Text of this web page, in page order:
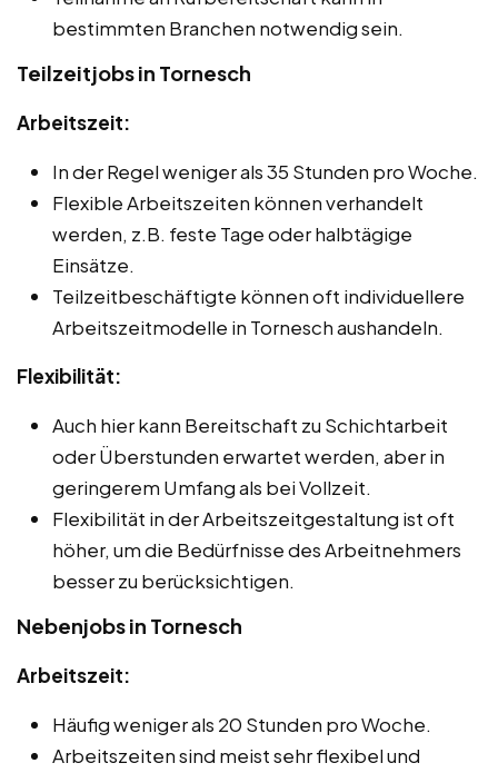
bestimmten Branchen notwendig sein.
Teilzeitjobs in Tornesch
Arbeitszeit:
In der Regel weniger als 35 Stunden pro Woche.
Flexible Arbeitszeiten können verhandelt
werden, z.B. feste Tage oder halbtägige
Einsätze.
Teilzeitbeschäftigte können oft individuellere
Arbeitszeitmodelle in Tornesch aushandeln.
Flexibilität:
Auch hier kann Bereitschaft zu Schichtarbeit
oder Überstunden erwartet werden, aber in
geringerem Umfang als bei Vollzeit.
Flexibilität in der Arbeitszeitgestaltung ist oft
höher, um die Bedürfnisse des Arbeitnehmers
besser zu berücksichtigen.
Nebenjobs in Tornesch
Arbeitszeit:
Häufig weniger als 20 Stunden pro Woche.
Arbeitszeiten sind meist sehr flexibel und